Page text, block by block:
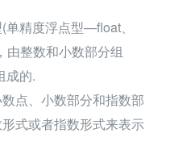
精度浮点型—float、
整数和小数部分组
成的.
点、小数部分和指数部
式或者指数形式来表示